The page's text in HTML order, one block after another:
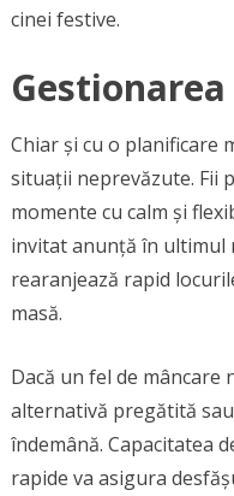
cinei festive.
Chiar și cu o planificare
situații neprevăzute. Fii
momente cu calm și
invitat anunță în ultimul
rearanjează rapid
masă.
Dacă un fel de mâncare
alternativă pregătită
îndemână. Capacitatea
rapide va asigura